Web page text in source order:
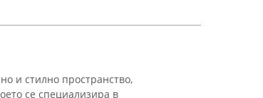
и стилно пространство,
се специализира в